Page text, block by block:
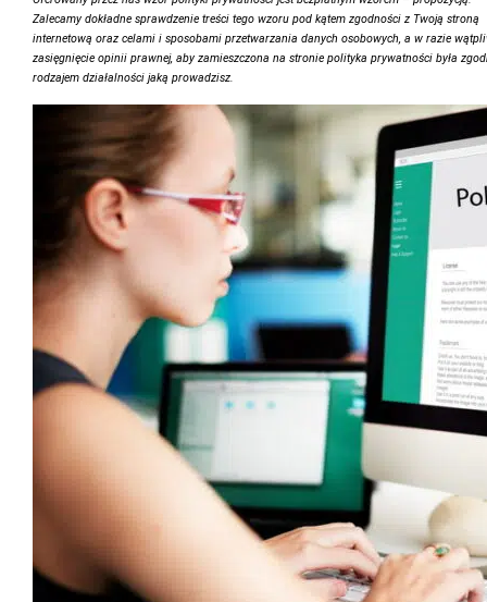
Zalecamy dokładne sprawdzenie treści tego wzoru pod kątem zgodności z Twoją stroną
internetową oraz celami i sposobami przetwarzania danych osobowych, a w razie
zasięgnięcie opinii prawnej, aby zamieszczona na stronie polityka prywatności była
rodzajem działalności jaką prowadzisz.